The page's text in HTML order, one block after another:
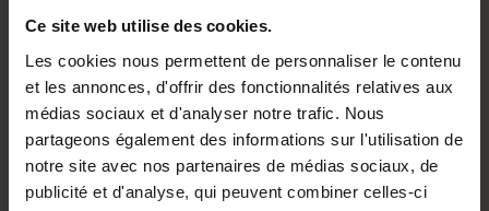
Ce site web utilise des cookies.
Les cookies nous permettent de personnaliser le contenu
et les annonces, d'offrir des fonctionnalités relatives aux
médias sociaux et d'analyser notre trafic. Nous
partageons également des informations sur l'utilisation de
notre site avec nos partenaires de médias sociaux, de
publicité et d'analyse, qui peuvent combiner celles-ci
État:
Programme de partenariat: Non
Lancement sur le marché: 2022
GTIN/EAN : 3701157159326
Dimensions (L x l x H) : 326 x 226 x 17,6 mm